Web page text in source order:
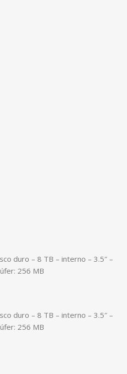
duro – 8 TB – interno – 3.5″ –
256 MB
duro – 8 TB – interno – 3.5″ –
256 MB